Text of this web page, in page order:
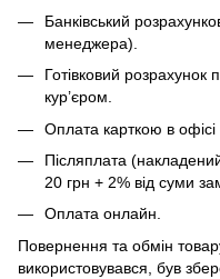
Банківський
менеджера).
Готівковий
кур’єром.
Оплата карткою в офісі
Післяплата
20 грн + 2% від суми
Оплата онлайн.
Повернення та обмін
використовувався, був